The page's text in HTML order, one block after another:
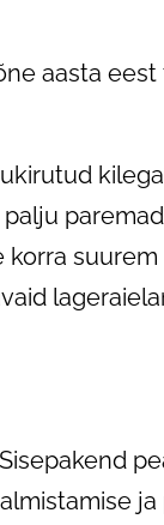
aasta
suurem